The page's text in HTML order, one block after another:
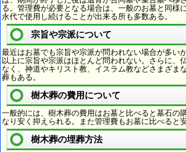
る。管理費が必要となる場合は、一般のお墓と同様
永代で使用し続けることが出来る所も多数ある。
宗旨や宗派について
最近はお墓でも宗旨や宗派が問われない場合が多い
以上に宗旨や宗派はほとんど問われない。さらに、
なく、神道やキリスト教、イスラム教などさまざま
葬もある。
樹木葬の費用について
一般的には、樹木葬の費用はお墓と比べると墓石の
なり安く抑えられる。また管理費もお墓に比べると
樹木葬の埋葬方法